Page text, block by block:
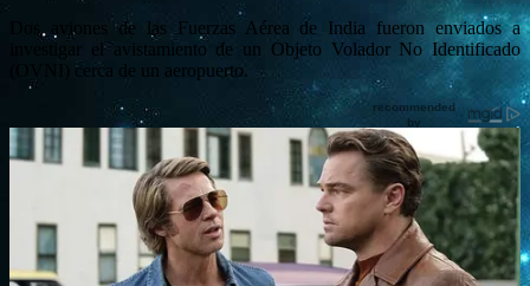
Dos aviones de las Fuerzas Aérea de India fueron enviados a
investigar el avistamiento de un Objeto Volador No Identificado
(OVNI) cerca de un aeropuerto.